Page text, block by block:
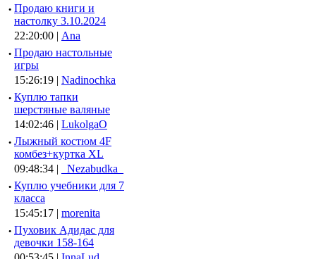
· Продаю книги и
настолку 3.10.2024
22:20:00 | Ana
· Продаю настольные
игры
15:26:19 | Nadinochka
· Куплю тапки
шерстяные валяные
14:02:46 | LukolgaO
· Лыжный костюм 4F
комбез+куртка XL
09:48:34 |
_Nezabudka_
· Куплю учебники для 7
класса
15:45:17 | morenita
· Пуховик Адидас для
девочки 158-164